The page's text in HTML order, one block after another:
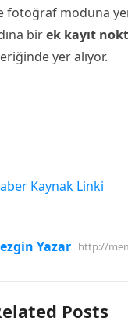
fotoğraf moduna
birek kayıt
yer alıyor.
Kaynak Linki
Yazar http://
Posts